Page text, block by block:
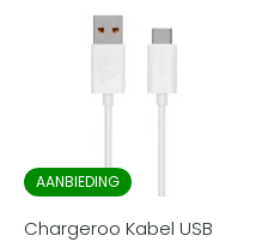
AANBIEDING
Chargeroo Kabel USB